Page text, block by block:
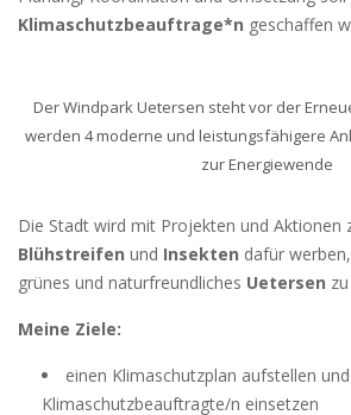
Klimaschutzbeauftrage*n geschaffen
Der Windpark Uetersen steht vor der
werden 4 moderne und leistungsfähigere
zur Energiewende
Die Stadt wird mit Projekten und Aktionen
Blühstreifen und Insekten dafür
grünes und naturfreundliches Uetersen
Meine Ziele:
einen Klimaschutzplan aufstellen
Klimaschutzbeauftragte/n einsetzen